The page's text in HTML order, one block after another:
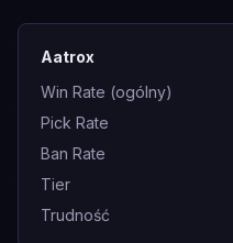
Aatrox
Win Rate (ogólny)
Pick Rate
Ban Rate
Tier
Trudność